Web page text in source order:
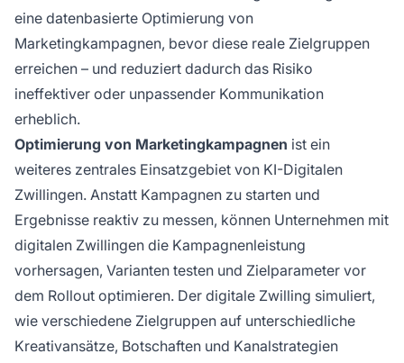
eine datenbasierte Optimierung von
Marketingkampagnen, bevor diese reale Zielgruppen
erreichen – und reduziert dadurch das Risiko
ineffektiver oder unpassender Kommunikation
erheblich.
Optimierung von Marketingkampagnen ist ein
weiteres zentrales Einsatzgebiet von KI-Digitalen
Zwillingen. Anstatt Kampagnen zu starten und
Ergebnisse reaktiv zu messen, können Unternehmen mit
digitalen Zwillingen die Kampagnenleistung
vorhersagen, Varianten testen und Zielparameter vor
dem Rollout optimieren. Der digitale Zwilling simuliert,
wie verschiedene Zielgruppen auf unterschiedliche
Kreativansätze, Botschaften und Kanalstrategien